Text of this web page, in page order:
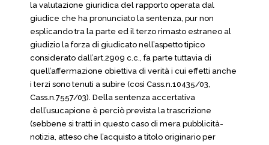
la valutazione giuridica del rapporto operata dal
giudice che ha pronunciato la sentenza, pur non
esplicando tra la parte ed il terzo rimasto estraneo al
giudizio la forza di giudicato nell’aspetto tipico
considerato dall’art.2909 c.c., fa parte tuttavia di
quell’affermazione obiettiva di verità i cui effetti anche
i terzi sono tenuti a subire (così Cass.n.10435/03,
Cass.n.7557/03). Della sentenza accertativa
dell’usucapione è perciò prevista la trascrizione
(sebbene si tratti in questo caso di mera pubblicità-
notizia, atteso che l’acquisto a titolo originario per